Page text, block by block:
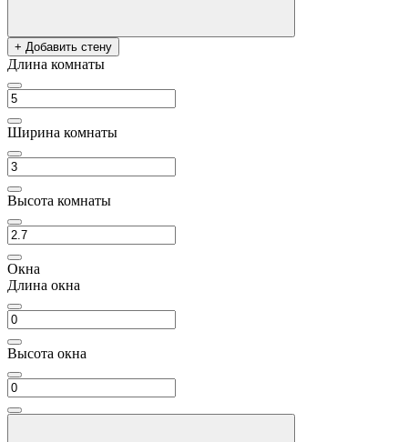
+ Добавить стену
Длина комнаты
Ширина комнаты
Высота комнаты
Окна
Длина окна
Высота окна